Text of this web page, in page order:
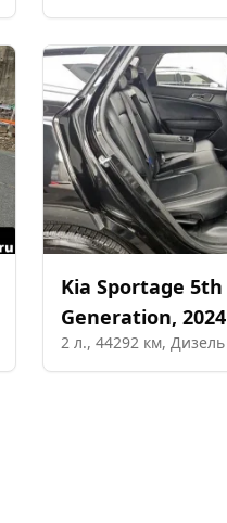
Kia Sportage 5th
Generation, 2024
2 л., 44292 км, Дизель